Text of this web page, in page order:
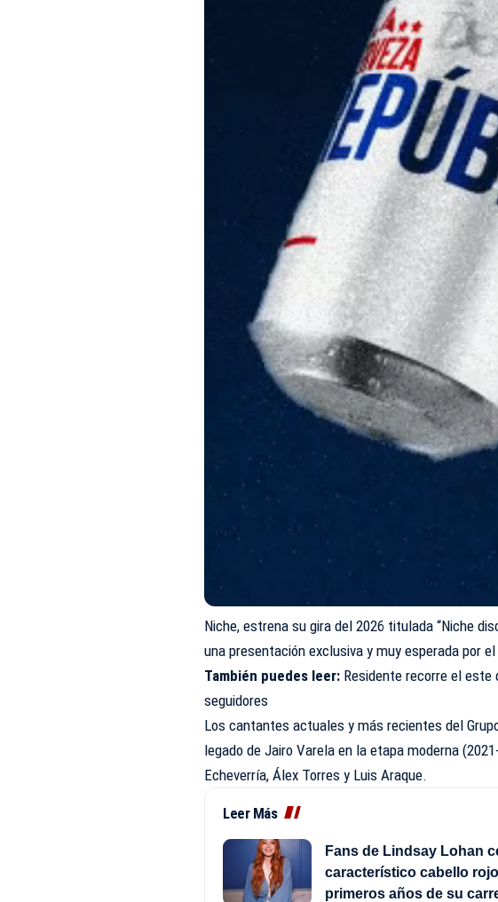
Niche, estrena su gira del 2026 titulada “Niche
una presentación exclusiva y muy esperada por
También puedes leer: Residente recorre el este
seguidores
Los cantantes actuales y más recientes del
legado de Jairo Varela en la etapa moderna
Echeverría, Álex Torres y Luis Araque.
Leer Más
Fans de Lindsay Lohan
característico cabello
primeros años de su